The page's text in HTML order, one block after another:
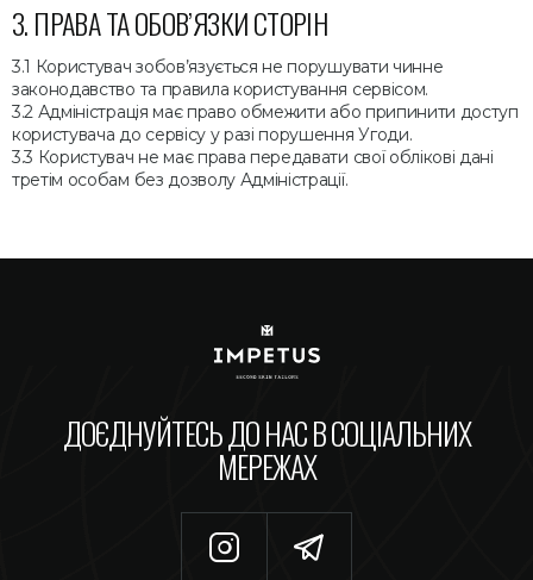
ПРАВА ТА ОБОВ’ЯЗКИ СТОРІН
Користувач зобов’язується не порушувати чинне
законодавство та правила користування сервісом.
Адміністрація має право обмежити або припинити доступ
користувача до сервісу у разі порушення Угоди.
Користувач не має права передавати свої облікові дані
третім особам без дозволу Адміністрації.
ДОЄДНУЙТЕСЬ ДО НАС В СОЦІАЛЬНИХ
МЕРЕЖАХ